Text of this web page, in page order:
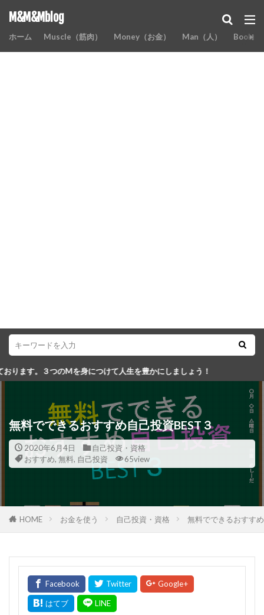
M&M&Mblog
ホーム Muscle（筋肉） Money（お金） Man（人） Books
けて人生を豊かにしましょう！
無料でできるおすすめ自己投資BEST３
2020年6月4日
自己投資・資格
おすすめ, 無料, 自己投資 65view
HOME お金を使う 自己投資・資格 無料でできるおすす